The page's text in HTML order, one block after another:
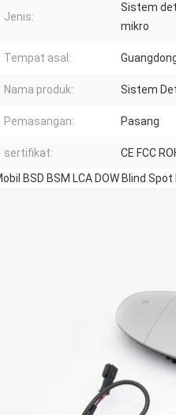
Jenis:
Sistem
mikro
Tempat asal:
Nama produk: Sistem
Pemasangan: Pasang
sertifikat:
CE FCC
BSD BSM LCA DOW Blind